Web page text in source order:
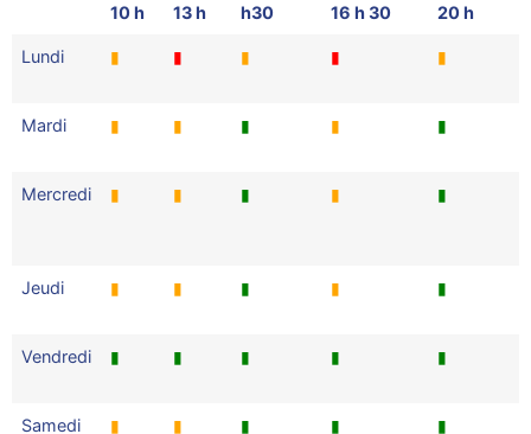
10 h
13 h
h30
16 h 30
20 h
Lundi ▮ ▮ ▮ ▮ ▮
Mardi ▮ ▮ ▮ ▮ ▮
Mercredi ▮ ▮ ▮ ▮ ▮
Jeudi ▮ ▮ ▮ ▮ ▮
Vendredi ▮ ▮ ▮ ▮ ▮
Samedi ▮ ▮ ▮ ▮ ▮